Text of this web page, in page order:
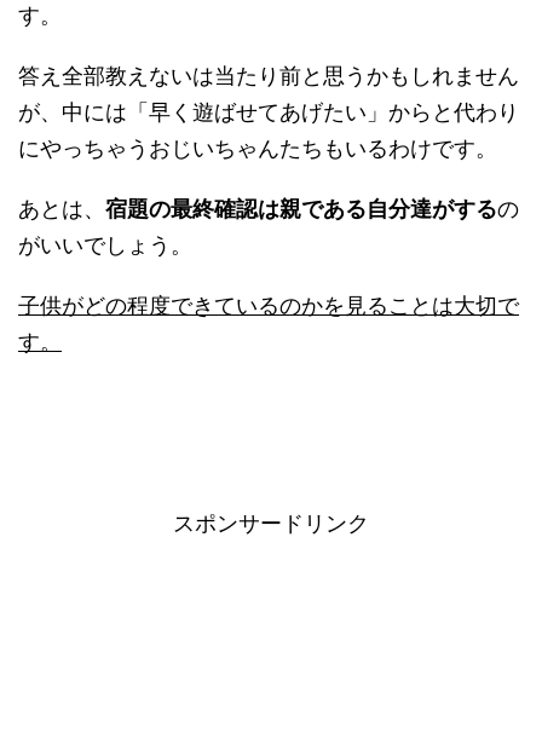
す。
答え全部教えないは当たり前と思うかもしれません
が、中には「早く遊ばせてあげたい」からと代わり
にやっちゃうおじいちゃんたちもいるわけです。
あとは、 宿題の最終確認は親である自分達がするの
がいいでしょう。
子供がどの程度できているのかを見ることは大切で
す。
スポンサードリンク